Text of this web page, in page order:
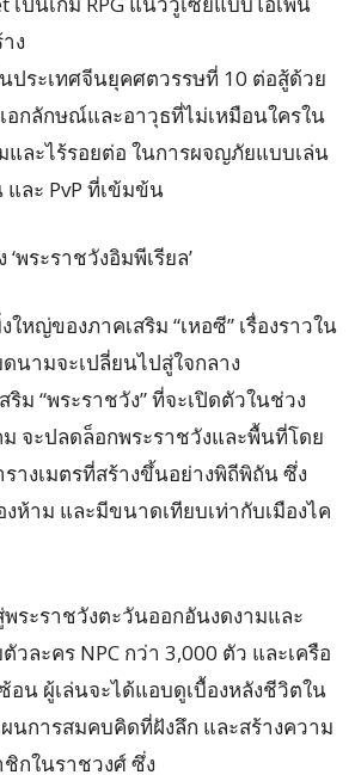
ง
ประเทศจีนยุคศตวรรษที่ 10 ต่อสู้ด้วย
อกลักษณ์และอาวุธที่ไม่เหมือนใครใน
และไร้รอยต่อ ในการผจญภัยแบบเล่น
ละ PvP ที่เข้มข้น
พระราชวังอิมพีเรียล’
หญ่ของภาคเสริม “เหอซี” เรื่องราวใน
นามจะเปลี่ยนไปสู่ใจกลาง
ริม “พระราชวัง” ที่จะเปิดตัวในช่วง
จะปลดล็อกพระราชวังและพื้นที่โดย
างเมตรที่สร้างขึ้นอย่างพิถีพิถัน ซึ่ง
ห้าม และมีขนาดเทียบเท่ากับเมืองไค
พระราชวังตะวันออกอันงดงามและ
วละคร NPC กว่า 3,000 ตัว และเครือ
น ผู้เล่นจะได้แอบดูเบื้องหลังชีวิตใน
นการสมคบคิดที่ฝังลึก และสร้างความ
กในราชวงศ์ ซึ่ง